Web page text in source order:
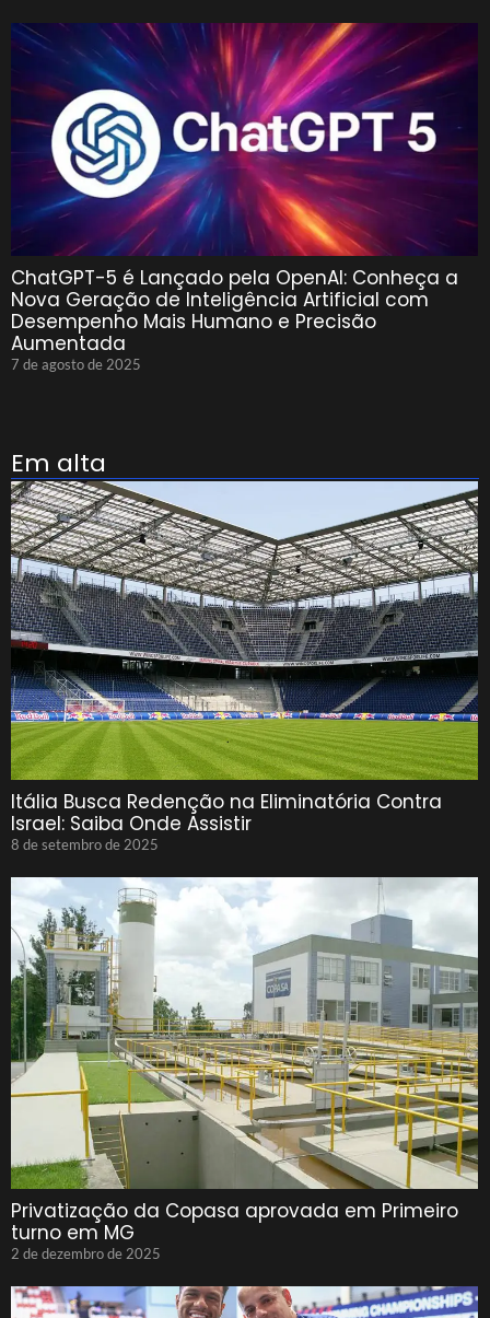
ChatGPT-5 é Lançado pela OpenAI: Conheça a
Nova Geração de Inteligência Artificial com
Desempenho Mais Humano e Precisão
Aumentada
7 de agosto de 2025
Em alta
Itália Busca Redenção na Eliminatória Contra
Israel: Saiba Onde Assistir
8 de setembro de 2025
Privatização da Copasa aprovada em Primeiro
turno em MG
2 de dezembro de 2025